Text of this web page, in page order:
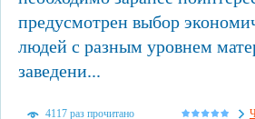
предусмотрен выбор
людей с разным уровнем
заведени...
4117 раз прочитано